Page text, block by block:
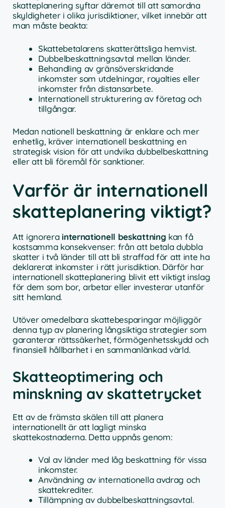
skatteplanering syftar däremot till att samordna
skyldigheter i olika jurisdiktioner, vilket innebär att
man måste beakta:
Skattebetalarens skatterättsliga hemvist.
Dubbelbeskattningsavtal mellan länder.
Behandling av gränsöverskridande
inkomster som utdelningar, royalties eller
inkomster från distansarbete.
Internationell strukturering av företag och
tillgångar.
Medan nationell beskattning är enklare och mer
enhetlig, kräver internationell beskattning en
strategisk vision för att undvika dubbelbeskattning
eller att bli föremål för sanktioner.
Varför är internationell
skatteplanering viktigt?
Att ignorera internationell beskattning kan få
kostsamma konsekvenser: från att betala dubbla
skatter i två länder till att bli straffad för att inte ha
deklarerat inkomster i rätt jurisdiktion. Därför har
internationell skatteplanering blivit ett viktigt inslag
för dem som bor, arbetar eller investerar utanför
sitt hemland.
Utöver omedelbara skattebesparingar möjliggör
denna typ av planering långsiktiga strategier som
garanterar rättssäkerhet, förmögenhetsskydd och
finansiell hållbarhet i en sammanlänkad värld.
Skatteoptimering och
minskning av skattetrycket
Ett av de främsta skälen till att planera
internationellt är att lagligt minska
skattekostnaderna. Detta uppnås genom:
Val av länder med låg beskattning för vissa
inkomster.
Användning av internationella avdrag och
skattekrediter.
Tillämpning av dubbelbeskattningsavtal.